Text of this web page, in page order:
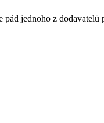
jednoho z dodavatelů